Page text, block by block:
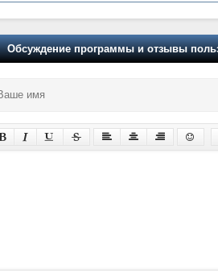
Обсуждение программы и отзывы